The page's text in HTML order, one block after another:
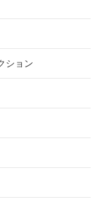
ション